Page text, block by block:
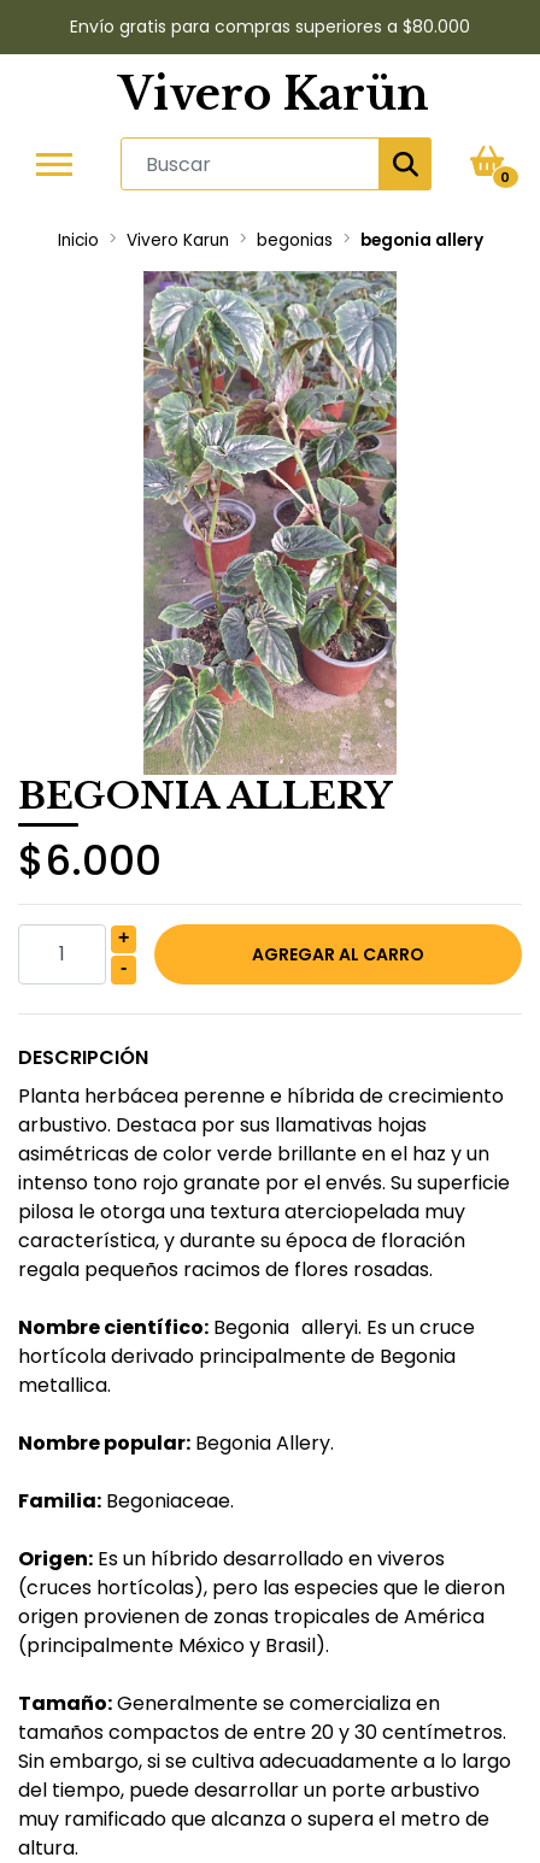
Envío gratis para compras superiores a $80.000
Vivero Karün
0
Inicio Vivero Karun begonias begonia allery
BEGONIA ALLERY
$6.000
+
-
DESCRIPCIÓN
Planta herbácea perenne e híbrida de crecimiento
arbustivo. Destaca por sus llamativas hojas
asimétricas de color verde brillante en el haz y un
intenso tono rojo granate por el envés. Su superficie
pilosa le otorga una textura aterciopelada muy
característica, y durante su época de floración
regala pequeños racimos de flores rosadas.
Nombre científico: Begonia alleryi. Es un cruce
hortícola derivado principalmente de Begonia
metallica.
Nombre popular: Begonia Allery.
Familia: Begoniaceae.
Origen: Es un híbrido desarrollado en viveros
(cruces hortícolas), pero las especies que le dieron
origen provienen de zonas tropicales de América
(principalmente México y Brasil).
Tamaño:Generalmente se comercializa en
tamaños compactos de entre 20 y 30 centímetros.
Sin embargo, si se cultiva adecuadamente a lo largo
del tiempo, puede desarrollar un porte arbustivo
muy ramificado que alcanza o supera el metro de
altura.